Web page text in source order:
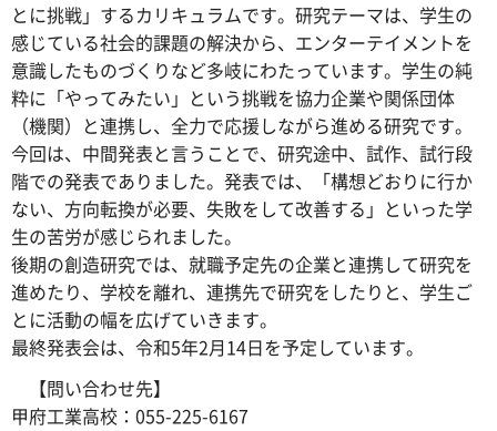
とに挑戦」するカリキュラムです。研究テーマは、学生の
感じている社会的課題の解決から、エンターテイメントを
意識したものづくりなど多岐にわたっています。学生の純
粋に「やってみたい」という挑戦を協力企業や関係団体
（機関）と連携し、全力で応援しながら進める研究です。
今回は、中間発表と言うことで、研究途中、試作、試行段
階での発表でありました。発表では、「構想どおりに行か
ない、方向転換が必要、失敗をして改善する」といった学
生の苦労が感じられました。
後期の創造研究では、就職予定先の企業と連携して研究を
進めたり、学校を離れ、連携先で研究をしたりと、学生ご
とに活動の幅を広げていきます。
最終発表会は、令和5年2月14日を予定しています。
【問い合わせ先】
甲府工業高校：055-225-6167